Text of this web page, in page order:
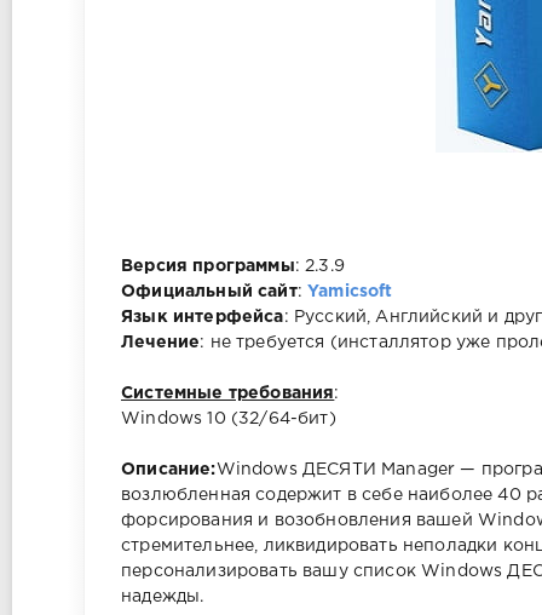
Версия программы: 2.3.9
Официальный сайт: Yamicsoft
Язык интерфейса: Русский, Английский и
Лечение: не требуется (инсталлятор уже
Системные требования:
Windows 10 (32/64-бит)
Описание:Windows ДЕСЯТИ Manager —
возлюбленная содержит в себе наиболее 40
форсирования и возобновления вашей
стремительнее, ликвидировать неполадки
персонализировать вашу список Windows
надежды.